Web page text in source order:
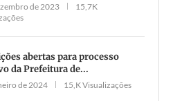
de 2023
15,7K
abertas para processo
da Prefeitura de...
de 2024 15,K Visualizações